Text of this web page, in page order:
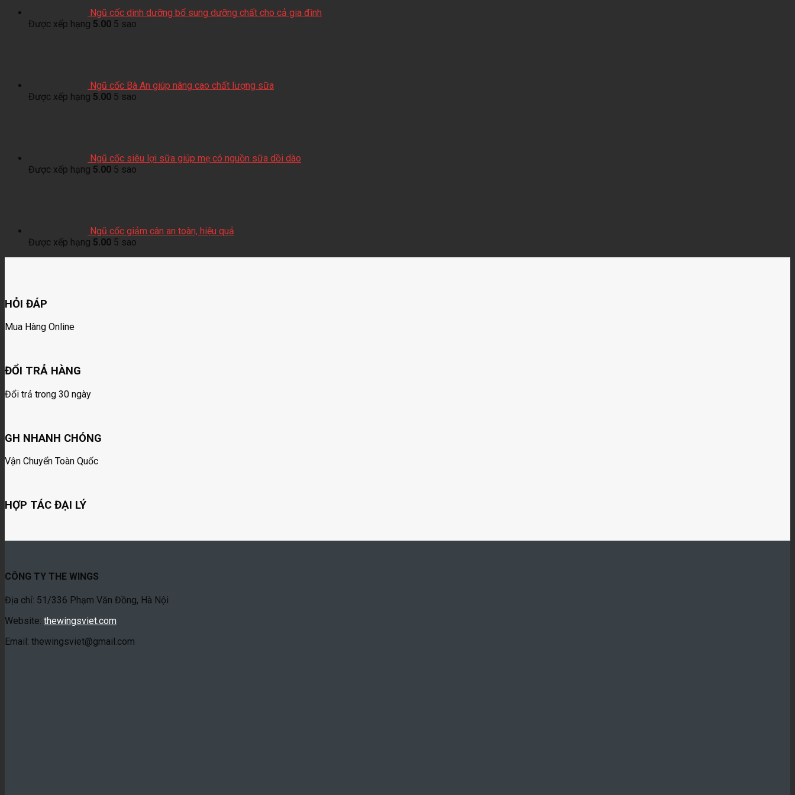
Ngũ cốc dinh dưỡng bổ sung dưỡng chất cho cả gia đình
Được xếp hạng 5.00 5 sao
Ngũ cốc Bà An giúp nâng cao chất lượng sữa
Được xếp hạng 5.00 5 sao
Ngũ cốc siêu lợi sữa giúp mẹ có nguồn sữa dồi dào
Được xếp hạng 5.00 5 sao
Ngũ cốc giảm cân an toàn, hiệu quả
Được xếp hạng 5.00 5 sao
HỎI ĐÁP
Mua Hàng Online
ĐỔI TRẢ HÀNG
Đổi trả trong 30 ngày
GH NHANH CHÓNG
Vận Chuyển Toàn Quốc
HỢP TÁC ĐẠI LÝ
CÔNG TY THE WINGS
Địa chỉ: 51/336 Phạm Văn Đồng, Hà Nội
Website: thewingsviet.com
Email: thewingsviet@gmail.com